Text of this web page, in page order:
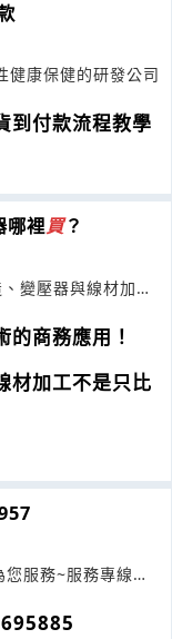
健康保健的研發公司
到付款流程教學
哪裡買？
變壓器與線材加工
商務應用！
材加工不是只比
服務~服務專線